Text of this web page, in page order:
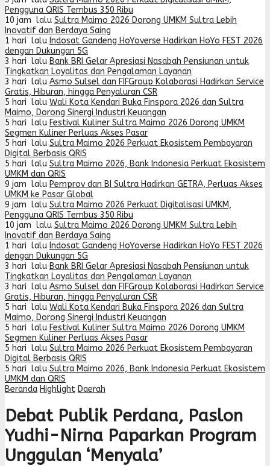
Pengguna QRIS Tembus 350 Ribu
10 jam lalu Sultra Maimo 2026 Dorong UMKM Sultra Lebih
Inovatif dan Berdaya Saing
1 hari lalu Indosat Gandeng HoYoverse Hadirkan HoYo FEST 2026
dengan Dukungan 5G
3 hari lalu Bank BRI Gelar Apresiasi Nasabah Pensiunan untuk
Tingkatkan Loyalitas dan Pengalaman Layanan
3 hari lalu Asmo Sulsel dan FIFGroup Kolaborasi Hadirkan Service
Gratis, Hiburan, hingga Penyaluran CSR
5 hari lalu Wali Kota Kendari Buka Finspora 2026 dan Sultra
Maimo, Dorong Sinergi Industri Keuangan
5 hari lalu Festival Kuliner Sultra Maimo 2026 Dorong UMKM
Segmen Kuliner Perluas Akses Pasar
5 hari lalu Sultra Maimo 2026 Perkuat Ekosistem Pembayaran
Digital Berbasis QRIS
5 hari lalu Sultra Maimo 2026, Bank Indonesia Perkuat Ekosistem
UMKM dan QRIS
9 jam lalu Pemprov dan BI Sultra Hadirkan GETRA, Perluas Akses
UMKM ke Pasar Global
9 jam lalu Sultra Maimo 2026 Perkuat Digitalisasi UMKM,
Pengguna QRIS Tembus 350 Ribu
10 jam lalu Sultra Maimo 2026 Dorong UMKM Sultra Lebih
Inovatif dan Berdaya Saing
1 hari lalu Indosat Gandeng HoYoverse Hadirkan HoYo FEST 2026
dengan Dukungan 5G
3 hari lalu Bank BRI Gelar Apresiasi Nasabah Pensiunan untuk
Tingkatkan Loyalitas dan Pengalaman Layanan
3 hari lalu Asmo Sulsel dan FIFGroup Kolaborasi Hadirkan Service
Gratis, Hiburan, hingga Penyaluran CSR
5 hari lalu Wali Kota Kendari Buka Finspora 2026 dan Sultra
Maimo, Dorong Sinergi Industri Keuangan
5 hari lalu Festival Kuliner Sultra Maimo 2026 Dorong UMKM
Segmen Kuliner Perluas Akses Pasar
5 hari lalu Sultra Maimo 2026 Perkuat Ekosistem Pembayaran
Digital Berbasis QRIS
5 hari lalu Sultra Maimo 2026, Bank Indonesia Perkuat Ekosistem
UMKM dan QRIS
Beranda Highlight Daerah
Debat Publik Perdana, Paslon
Yudhi-Nirna Paparkan Program
Unggulan ‘Menyala’